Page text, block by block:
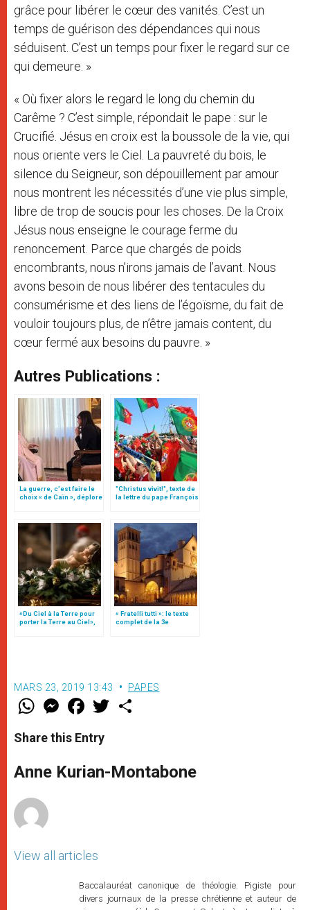
grâce pour libérer le cœur des vanités. C’est un
temps de guérison des dépendances qui nous
séduisent. C’est un temps pour fixer le regard sur ce
qui demeure. »
« Où fixer alors le regard le long du chemin du
Carême ? C’est simple, répondait le pape : sur le
Crucifié. Jésus en croix est la boussole de la vie, qui
nous oriente vers le Ciel. La pauvreté du bois, le
silence du Seigneur, son dépouillement par amour
nous montrent les nécessités d’une vie plus simple,
libre de trop de soucis pour les choses. De la Croix
Jésus nous enseigne le courage ferme du
renoncement. Parce que chargés de poids
encombrants, nous n’irons jamais de l’avant. Nous
avons besoin de nous libérer des tentacules du
consumérisme et des liens de l’égoïsme, du fait de
vouloir toujours plus, de n’être jamais content, du
cœur fermé aux besoins du pauvre. »
Autres Publications :
La guerre, c’est faire le
choix « de Caïn », déplore
"Christus vivit!", texte de
la lettre du pape François
«Du Ciel à la Terre pour
porter la Terre au Ciel»,
« Fratelli tutti »: le texte
complet de la 3e
MARS 23, 2019 13:43 PAPES
W
t
s
p
p
M
e
s
e
g
e
F
a
e
b
o
k
w
r
Share this Entry
Anne Kurian-Montabone
View all articles
Baccalauréat canonique de théologie. Pigiste pour
divers journaux de la presse chrétienne et auteur de